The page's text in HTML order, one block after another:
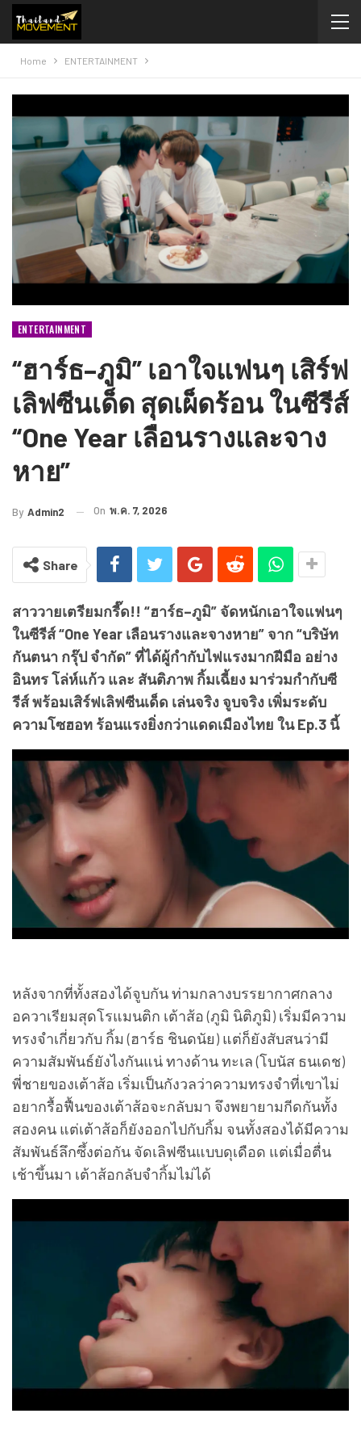
Home ENTERTAINMENT
ENTERTAINMENT
“ฮาร์ธ–ภูมิ” เอาใจแฟนๆ เสิร์ฟ
เลิฟซีนเด็ด สุดเผ็ดร้อน ในซีรีส์
“One Year เลือนรางและจาง
หาย”
By Admin2 On พ.ค. 7, 2026
Share
สาววายเตรียมกรี๊ด!! “ฮาร์ธ–ภูมิ” จัดหนักเอาใจแฟนๆ
ในซีรีส์ “One Year เลือนรางและจางหาย” จาก “บริษัท
กันตนา กรุ๊ป จำกัด” ที่ได้ผู้กำกับไฟแรงมากฝีมือ อย่าง
อินทร โล่ห์แก้ว และ สันติภาพ กิ้มเฉี้ยง มาร่วมกำกับซี
รีส์ พร้อมเสิร์ฟเลิฟซีนเด็ด เล่นจริง จูบจริง เพิ่มระดับ
ความโซฮอท ร้อนแรงยิ่งกว่าแดดเมืองไทย ใน Ep.3 นี้
หลังจากที่ทั้งสองได้จูบกัน ท่ามกลางบรรยากาศกลาง
อควาเรียมสุดโรแมนติก เต้าส้อ (ภูมิ นิติภูมิ) เริ่มมีความ
ทรงจำเกี่ยวกับ กิ้ม (ฮาร์ธ ชินดนัย) แต่ก็ยังสับสนว่ามี
ความสัมพันธ์ยังไงกันแน่ ทางด้าน ทะเล (โบนัส ธนเดช)
พี่ชายของเต้าส้อ เริ่มเป็นกังวลว่าความทรงจำที่เขาไม่
อยากรื้อฟื้นของเต้าส้อจะกลับมา จึงพยายามกีดกันทั้ง
สองคน แต่เต้าส้อก็ยังออกไปกับกิ้ม จนทั้งสองได้มีความ
สัมพันธ์ลึกซึ้งต่อกัน จัดเลิฟซีนแบบดุเดือด แต่เมื่อตื่น
เช้าขึ้นมา เต้าส้อกลับจำกิ้มไม่ได้